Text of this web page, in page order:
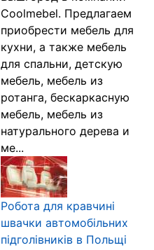
Coolmebel. Предлагаем
приобрести мебель для
кухни, а также мебель
для спальни, детскую
мебель, мебель из
ротанга, бескаркасную
мебель, мебель из
натурального дерева и
ме...
Робота для кравчині
швачки автомобільних
підголівників в Польщі